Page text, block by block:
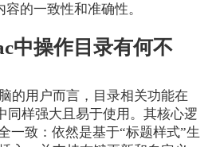
的一致性和准确性。
中操作目录有何不
的用户而言，目录相关功能在
同样强大且易于使用。其核心逻
一致：依然是基于“标题样式”生